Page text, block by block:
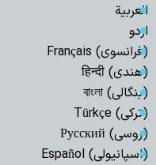
العربیة
اردو
(فرانسوی) Français
(هندی) हिन्दी
(بنگالی) বাংলা
(ترکی) Türkçe
(روسی) Русский
(اسپانیولی) Español